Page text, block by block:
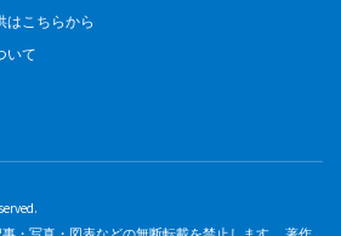
はこちらから
いて